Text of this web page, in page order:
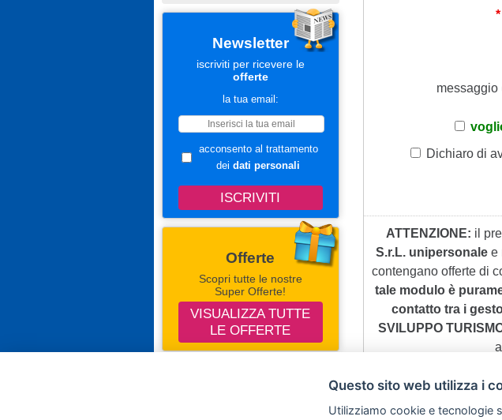
Newsletter
iscriviti per ricevere le
offerte
la tua email:
acconsento al trattamento
dei dati personali
Offerte
Scopri tutte le nostre
Super Offerte!
VISUALIZZA TUTTE
LE OFFERTE
*
messaggio
Dichiaro di
ATTENZIONE: il
S.r.L. unipersonale e
contengano offerte di
tale modulo è
contatto tra i
SVILUPPO
Questo sito web utilizza i
Utilizziamo cookie e tecnologie